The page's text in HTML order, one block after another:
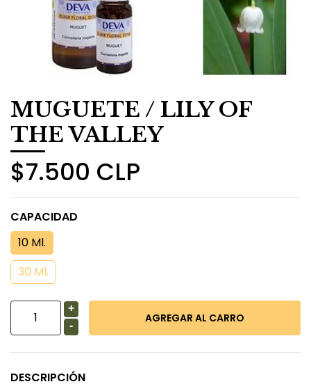
MUGUETE / LILY OF
THE VALLEY
$7.500 CLP
CAPACIDAD
10 Ml.
30 Ml.
+
-
DESCRIPCIÓN